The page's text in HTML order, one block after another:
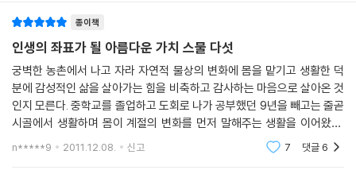
래가 아닙니까? 그때가 되면 지금 인기 있는 직업은 아무도 거들떠보지 않
는 직업이 되고, 아무도 거들떠보지 않던 직업이 만인이 선망하는 직업이
되기도 합니다.”
남들이 아니라고 하는데도 신념을 갖고 일을 저지르려면 용기가 절대적으
로 필요하다. 때로 부모님의 반대를 무릅쓰는 것, 그것이 용기다.---p.68
「용기」 중에서
용기를 낼 수 있도록 도와주는 직업
상, 창조의 시작’에서는 꿈꾸기, 창의, 호기심, 모험심, 열정 등 불가능을 가
능하다고 여기는 상상력과 도전정신이야말로 새로운 세계를 건설하는 데
꼭 필요한 가치임을 알려주며 아울러 꿈을 실현하기 위해 멘토를 찾는 방
법과 ‘돈 되는 창의’를 구현하는 방법 등 실천적인 가이드를 소개한다. ‘제3
장 함께, 풍요의 시작’에서는 여럿이 함께, 배려, 나눔, 다양함, 신뢰라는 가
치를 소개하면서, 1+1=2라는 수의 한계를 벗어나 1+1=∞라는 혁신을 가
능하게 하기 위해서는 사회 구성원의 다양성을 창조적으로 조합하고 발산
종이책
인생의 좌표가 될 아름다운 가치 스물 다섯
궁벽한 농촌에서 나고 자라 자연적 물상의 변화에 몸을 맡기고 생활한 덕
분에 감성적인 삶을 살아가는 힘을 비축하고 감사하는 마음으로 살아온 것
인지 모른다. 중학교를 졸업하고 도회로 나가 공부했던 9년을 빼고는 줄곧
시골에서 생활하며 몸이 계절의 변화를 먼저 말해주는 생활을 이어왔다.
문명적 혜택과는 거리가 먼 농촌 지역에서 너머의 꿈을 키우고 비전을 실
n*****9 2011.12.08. 신고 7 댓글6